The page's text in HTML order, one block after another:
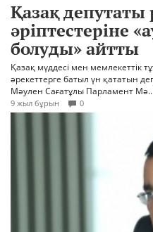
Қазақ депутаты
әріптестеріне
болуды» айтты
Қазақ мүддесі мен мемлекеттік
әрекеттерге батыл үн қататын
Мәулен Сағатұлы Парламент Мә..
9 жыл бұрын 0